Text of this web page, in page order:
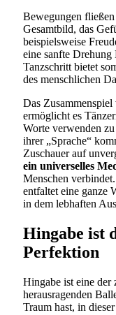
Bewegungen
Gesamtbild, das
beispielsweise
eine sanfte Drehung
Tanzschritt bietet
des menschlichen
Das
ermöglicht es
Worte verwenden
ihrer „Sprache“
Zuschauer auf
ein universelles
Menschen
entfaltet eine ganze
in dem lebhaften
Hingabe ist
Perfektion
Hingabe ist eine der
herausragenden
Traum hast, in